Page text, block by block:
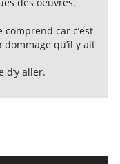
des oeuvres.
car c’est
qu’il y ait
d’y aller.